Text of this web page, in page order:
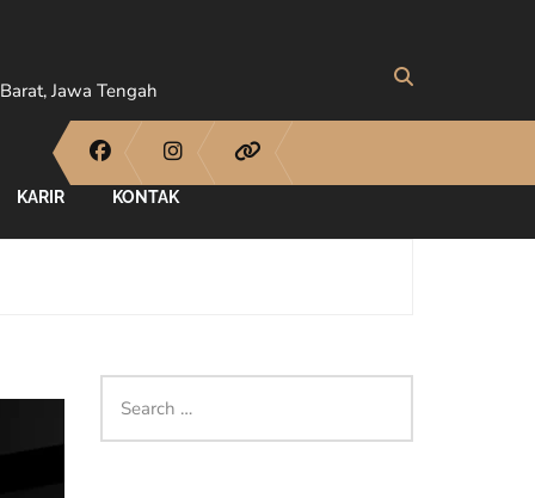
Jawa Tengah
KARIR KONTAK